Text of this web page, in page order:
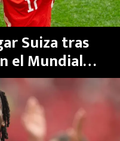
Suiza tras
el Mundial